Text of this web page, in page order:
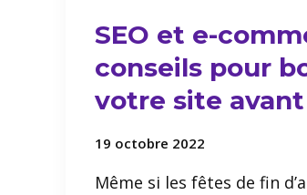
SEO et e-
conseils pour
votre site avant
19 octobre 2022
Même si les fêtes de fin